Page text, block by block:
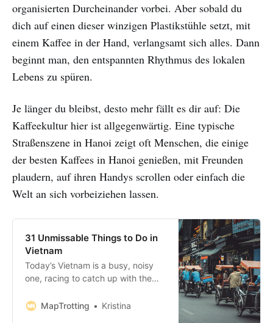
organisierten Durcheinander vorbei. Aber sobald du
dich auf einen dieser winzigen Plastikstühle setzt, mit
einem Kaffee in der Hand, verlangsamt sich alles. Dann
beginnt man, den entspannten Rhythmus des lokalen
Lebens zu spüren.
Je länger du bleibst, desto mehr fällt es dir auf: Die
Kaffeekultur hier ist allgegenwärtig. Eine typische
Straßenszene in Hanoi zeigt oft Menschen, die einige
der besten Kaffees in Hanoi genießen, mit Freunden
plaudern, auf ihren Handys scrollen oder einfach die
Welt an sich vorbeiziehen lassen.
31 Unmissable Things to Do in
Vietnam
Today’s Vietnam is a busy, noisy
one, racing to catch up with the
Thailand to the west. And while it
MapTrotting Kristina